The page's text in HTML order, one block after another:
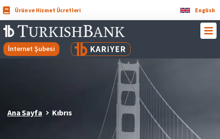
English
Ürün ve Hizmet Ücretleri
İnternet Şubesi
Ana Sayfa Kıbrıs